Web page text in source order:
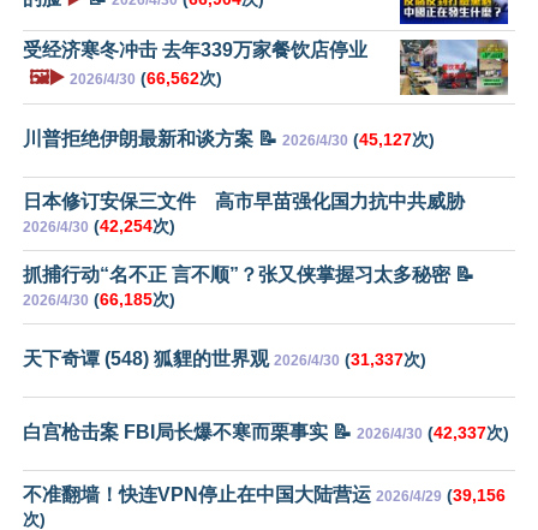
受经济寒冬冲击 去年339万家餐饮店停业
🖼️▶️ 2026/4/30 (66,562次)
川普拒绝伊朗最新和谈方案 📝 2026/4/30 (45,127次)
日本修订安保三文件 高市早苗强化国力抗中共威胁
2026/4/30 (42,254次)
抓捕行动“名不正 言不顺”？张又侠掌握习太多秘密 📝
2026/4/30 (66,185次)
天下奇谭 (548) 狐貍的世界观 2026/4/30 (31,337次)
白宫枪击案 FBI局长爆不寒而栗事实 📝 2026/4/30 (42,337次)
不准翻墙！快连VPN停止在中国大陆营运 2026/4/29 (39,156
次)